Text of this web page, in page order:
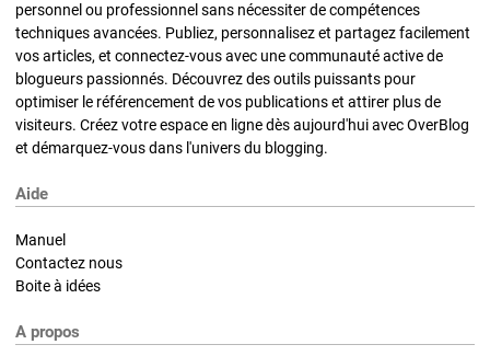
personnel ou professionnel sans nécessiter de compétences
techniques avancées. Publiez, personnalisez et partagez facilement
vos articles, et connectez-vous avec une communauté active de
blogueurs passionnés. Découvrez des outils puissants pour
optimiser le référencement de vos publications et attirer plus de
visiteurs. Créez votre espace en ligne dès aujourd'hui avec OverBlog
et démarquez-vous dans l'univers du blogging.
Aide
Manuel
Contactez nous
Boite à idées
A propos